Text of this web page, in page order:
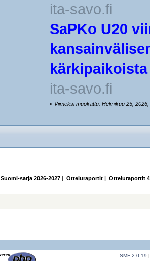
ita-savo.fi
SaPKo U20
ita-savo.fi
« Viimeksi muokattu: Helmikuu 25,
Suomi-sarja 2026-2027 | Otteluraportit | Otteluraportit 4
SMF 2.0.19